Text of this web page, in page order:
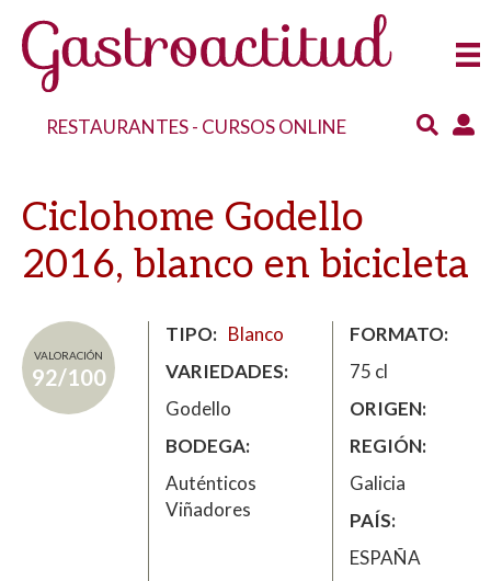
RESTAURANTES- CURSOS ONLINE
Ciclohome Godello
2016, blanco en bicicleta
VALORACIÓN
92/100
TIPO
Blanco
VARIEDADES
Godello
BODEGA
Auténticos
Viñadores
FORMATO
75 cl
ORIGEN
REGIÓN
Galicia
PAÍS
ESPAÑA